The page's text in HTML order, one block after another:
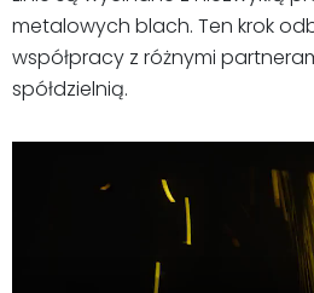
metalowych blach. Ten krok
współpracy z różnymi
spółdzielnią.